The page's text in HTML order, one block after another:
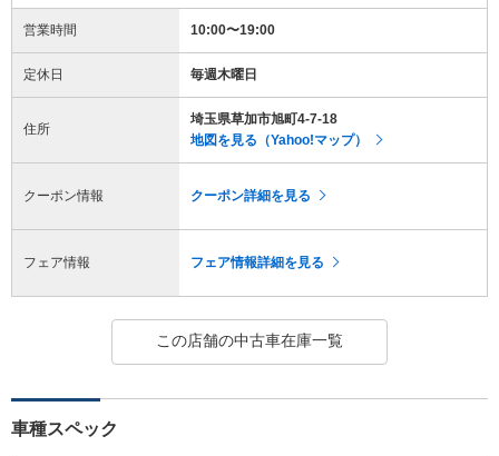
営業時間 10:00〜19:00
定休日 毎週木曜日
住所
埼玉県草加市旭町4-7-18
地図を見る（Yahoo!マップ）
クーポン情報 クーポン詳細を見る
フェア情報 フェア情報詳細を見る
この店舗の中古車在庫一覧
車種スペック